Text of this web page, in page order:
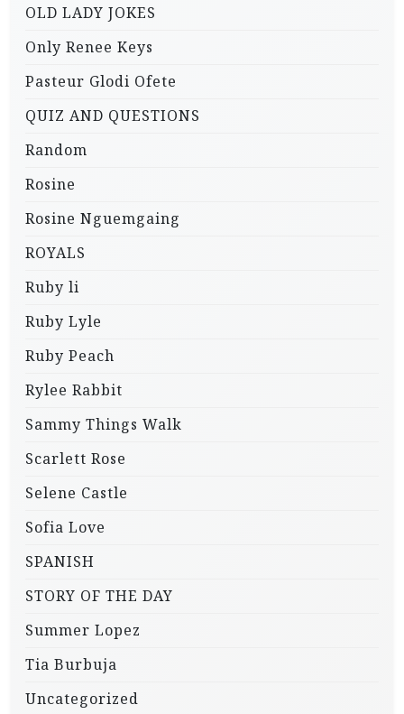
OLD LADY JOKES
Only Renee Keys
Pasteur Glodi Ofete
QUIZ AND QUESTIONS
Random
Rosine
Rosine Nguemgaing
ROYALS
Ruby li
Ruby Lyle
Ruby Peach
Rylee Rabbit
Sammy Things Walk
Scarlett Rose
Selene Castle
Sofia Love
SPANISH
STORY OF THE DAY
Summer Lopez
Tia Burbuja
Uncategorized